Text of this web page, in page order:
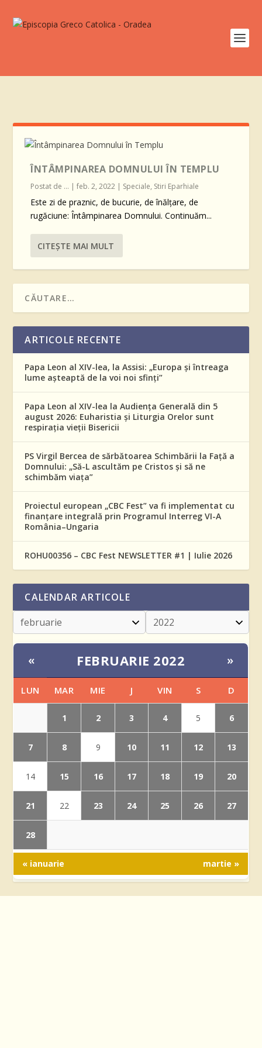
ÎNTÂMPINAREA DOMNULUI ÎN TEMPLU
Postat de ... |feb. 2, 2022 | Speciale, Stiri Eparhiale
Este zi de praznic, de bucurie, de înălțare, de
rugăciune: Întâmpinarea Domnului. Continuăm...
CITEŞTE MAI MULT
ARTICOLE RECENTE
Papa Leon al XIV-lea, la Assisi: „Europa și întreaga
lume așteaptă de la voi noi sfinți”
Papa Leon al XIV-lea la Audiența Generală din 5
august 2026: Euharistia și Liturgia Orelor sunt
respirația vieții Bisericii
PS Virgil Bercea de sărbătoarea Schimbării la Față a
Domnului: „Să-L ascultăm pe Cristos și să ne
schimbăm viața”
Proiectul european „CBC Fest” va fi implementat cu
finanțare integrală prin Programul Interreg VI-A
România–Ungaria
ROHU00356 – CBC Fest NEWSLETTER #1 | Iulie 2026
CALENDAR ARTICOLE
« FEBRUARIE 2022 »
LUN MAR MIE J VIN S D
1 2 3 4 5 6
7 8 9 10 11 12 13
14 15 16 17 18 19 20
21 22 23 24 25 26 27
28
« ianuarie martie »